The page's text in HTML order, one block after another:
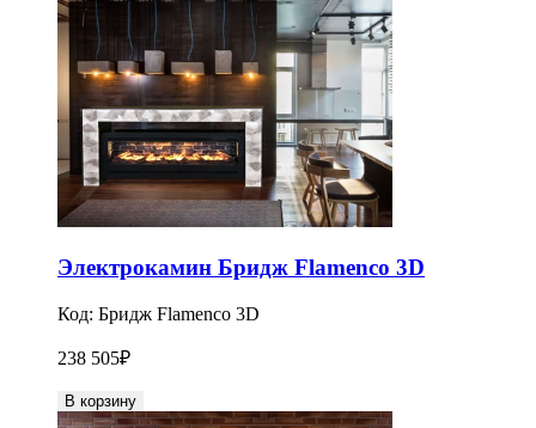
Электрокамин Бридж Flamenco 3D
Код: Бридж Flamenco 3D
238 505₽
В корзину